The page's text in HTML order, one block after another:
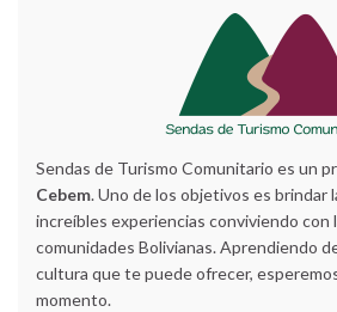
Sendas de Turismo Comunitario es un
Cebem. Uno de los objetivos es brindar
increíbles experiencias conviviendo con
comunidades Bolivianas. Aprendiendo
cultura que te puede ofrecer,
momento.